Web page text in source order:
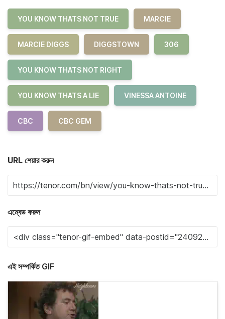
YOU KNOW THATS NOT TRUE MARCIE
MARCIE DIGGS DIGGSTOWN 306
YOU KNOW THATS NOT RIGHT
YOU KNOW THATS A LIE VINESSA ANTOINE
CBC CBC GEM
URL শেয়ার করুন
এম্বেড করুন
এই সম্পর্কিত GIF